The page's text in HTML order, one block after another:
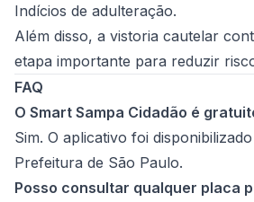
Indícios de adulteração.
Além disso, a vistoria cautelar
etapa importante para reduzir
FAQ
O Smart Sampa Cidadão é
Sim. O aplicativo foi
Prefeitura de São Paulo.
Posso consultar qualquer placa